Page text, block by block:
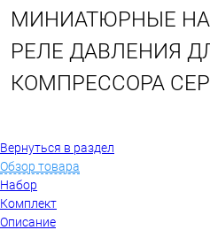
МИНИАТЮРНЫЕ
РЕЛЕ ДАВЛЕНИЯ
КОМПРЕССОРА
Вернуться в раздел
Обзор товара
Набор
Комплект
Описание